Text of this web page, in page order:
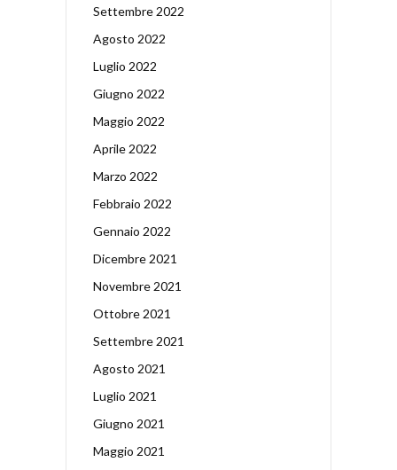
Settembre 2022
Agosto 2022
Luglio 2022
Giugno 2022
Maggio 2022
Aprile 2022
Marzo 2022
Febbraio 2022
Gennaio 2022
Dicembre 2021
Novembre 2021
Ottobre 2021
Settembre 2021
Agosto 2021
Luglio 2021
Giugno 2021
Maggio 2021